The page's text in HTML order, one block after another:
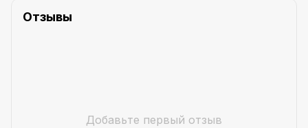
Отзывы
Добавьте первый отзыв